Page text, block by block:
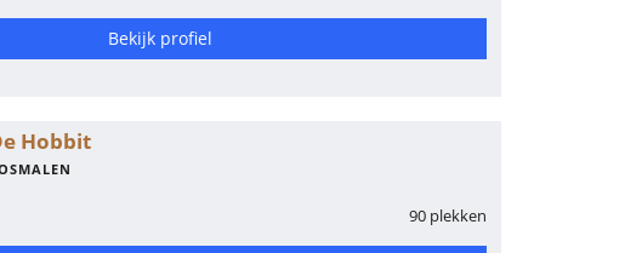
Bekijk profiel
Hobbit
90 plekken